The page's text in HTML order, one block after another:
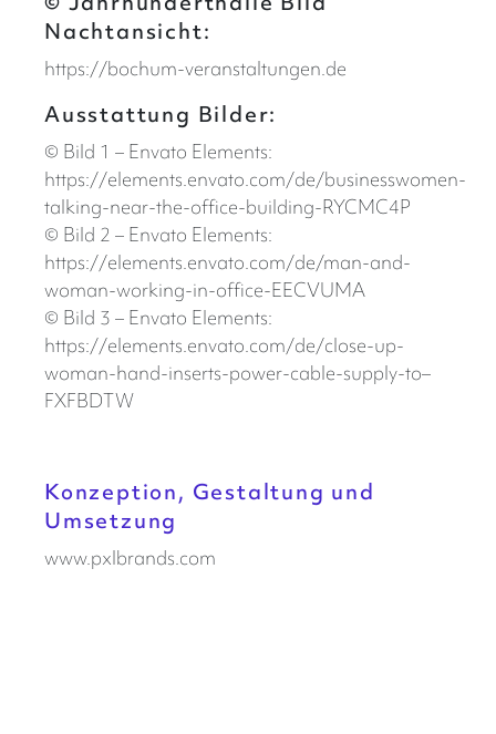
Nachtansicht:
https://bochum-veranstaltungen.de
Ausstattung Bilder:
© Bild 1 – Envato Elements:
https://elements.envato.com/de/businesswomen-
talking-near-the-office-building-RYCMC4P
© Bild 2 – Envato Elements:
https://elements.envato.com/de/man-and-
woman-working-in-office-EECVUMA
© Bild 3 – Envato Elements:
https://elements.envato.com/de/close-up-
woman-hand-inserts-power-cable-supply-to–
FXFBDTW
Konzeption, Gestaltung und
Umsetzung
www.pxlbrands.com